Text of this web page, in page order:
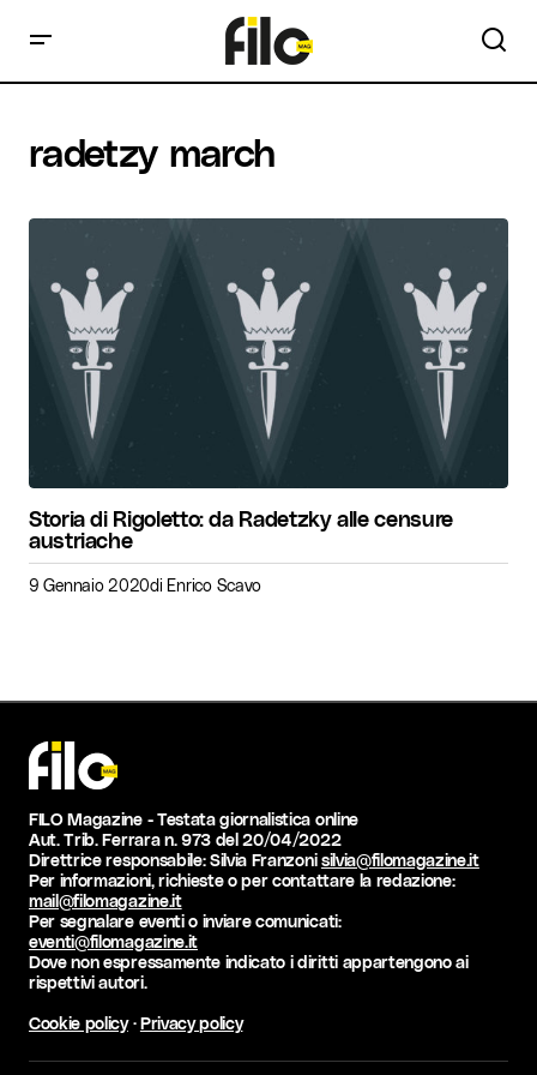
radetzy march
Storia di Rigoletto: da Radetzky alle censure
austriache
9 Gennaio 2020di Enrico Scavo
FILO Magazine - Testata giornalistica online
Aut. Trib. Ferrara n. 973 del 20/04/2022
Direttrice responsabile: Silvia Franzonisilvia@filomagazine.it
Per informazioni, richieste o per contattare la redazione:
mail@filomagazine.it
Per segnalare eventi o inviare comunicati:
eventi@filomagazine.it
Dove non espressamente indicato i diritti appartengono ai
rispettivi autori.
Cookie policy·Privacy policy